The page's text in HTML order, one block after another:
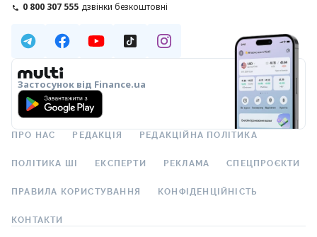
0 800 307 555 дзвінки безкоштовні
Застосунок від Finance.ua
ПРО НАС РЕДАКЦІЯ РЕДАКЦІЙНА ПОЛІТИКА
ПОЛІТИКА ШІ ЕКСПЕРТИ РЕКЛАМА СПЕЦПРОЄКТИ
ПРАВИЛА КОРИСТУВАННЯ КОНФІДЕНЦІЙНІСТЬ
КОНТАКТИ